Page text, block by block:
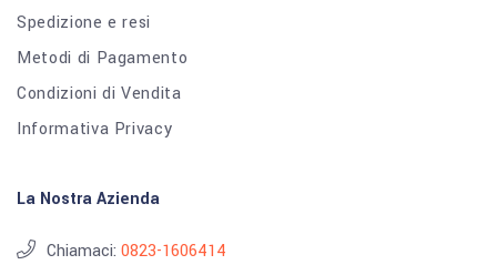
Spedizione e resi
Metodi di Pagamento
Condizioni di Vendita
Informativa Privacy
La Nostra Azienda
Chiamaci: 0823-1606414